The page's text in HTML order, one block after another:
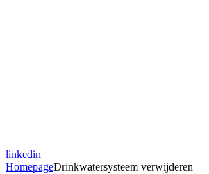
linkedin
HomepageDrinkwatersysteem verwijderen